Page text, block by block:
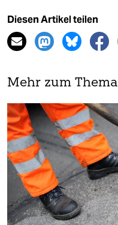
Diesen Artikel teilen
Mehr zum Thema